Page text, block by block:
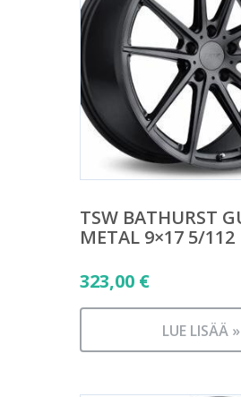
TSW BATHURST
METAL 9×17 5/112
323,00 €
LUE LISÄÄ »